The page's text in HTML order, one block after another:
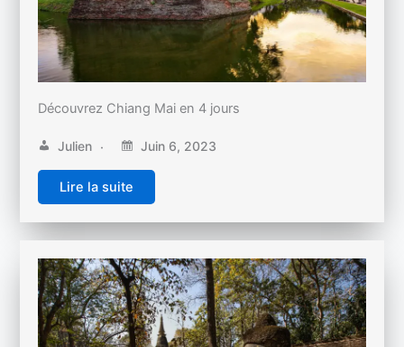
Découvrez Chiang Mai en 4 jours
Julien Juin 6, 2023
Lire la suite